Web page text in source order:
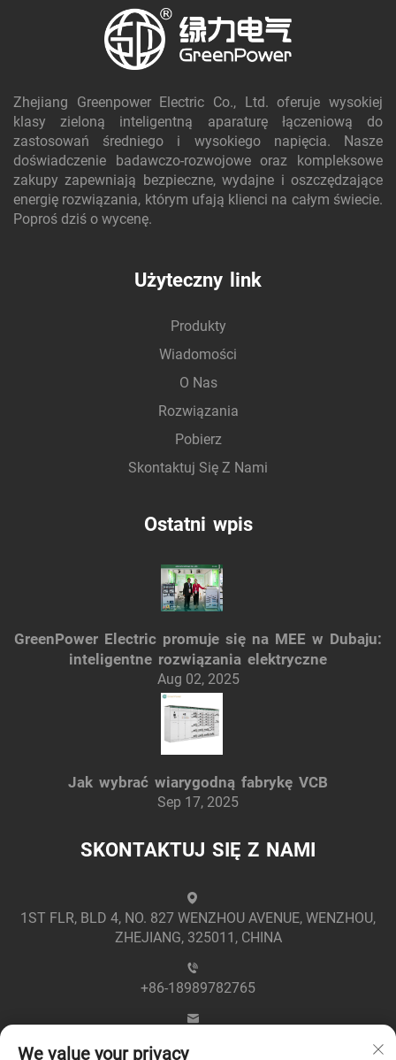
Zhejiang Greenpower Electric Co., Ltd. oferuje wysokiej
klasy zieloną inteligentną aparaturę łączeniową do
zastosowań średniego i wysokiego napięcia. Nasze
doświadczenie badawczo-rozwojowe oraz kompleksowe
zakupy zapewniają bezpieczne, wydajne i oszczędzające
energię rozwiązania, którym ufają klienci na całym świecie.
Poproś dziś o wycenę.
Użyteczny link
Produkty
Wiadomości
O Nas
Rozwiązania
Pobierz
Skontaktuj Się Z Nami
Ostatni wpis
GreenPower Electric promuje się na MEE w Dubaju:
inteligentne rozwiązania elektryczne
Aug 02, 2025
Jak wybrać wiarygodną fabrykę VCB
Sep 17, 2025
SKONTAKTUJ SIĘ Z NAMI
1ST FLR, BLD 4, NO. 827 WENZHOU AVENUE, WENZHOU,
ZHEJIANG, 325011, CHINA
+86-18989782765
We value your privacy